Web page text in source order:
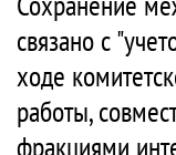
связано с
ходе
работы,
фракциями